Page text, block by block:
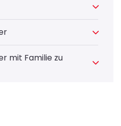
mit Familie zu